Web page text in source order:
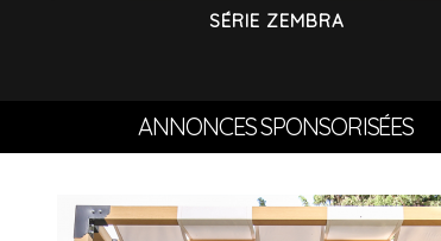
SÉRIE ZEMBRA
ANNONCES SPONSORISÉES